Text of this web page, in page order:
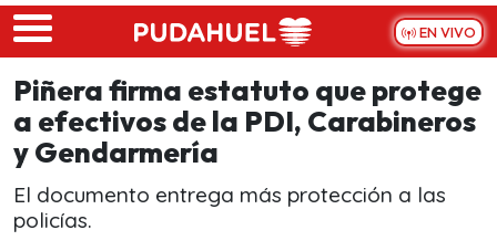
Skip to main content
EN VIVO
Piñera firma estatuto que protege
a efectivos de la PDI, Carabineros
y Gendarmería
El documento entrega más protección a las
policías.